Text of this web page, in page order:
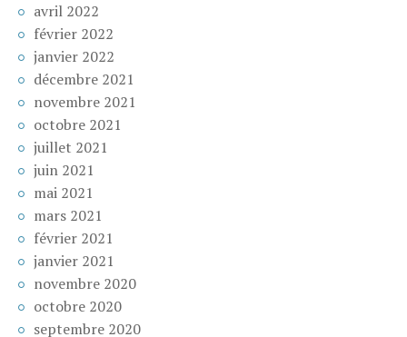
avril 2022
février 2022
janvier 2022
décembre 2021
novembre 2021
octobre 2021
juillet 2021
juin 2021
mai 2021
mars 2021
février 2021
janvier 2021
novembre 2020
octobre 2020
septembre 2020